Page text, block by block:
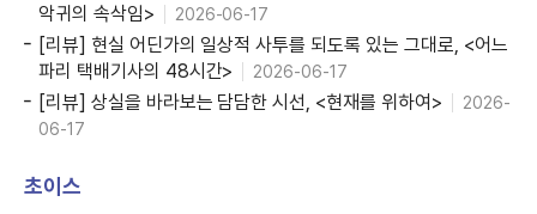
악귀의 속삭임>
2026-06-17
[리뷰] 현실 어딘가의 일상적 사투를 되도록 있는 그대로, <어느
파리 택배기사의 48시간>
2026-06-17
[리뷰] 상실을 바라보는 담담한 시선, <현재를 위하여>
2026-
06-17
초이스